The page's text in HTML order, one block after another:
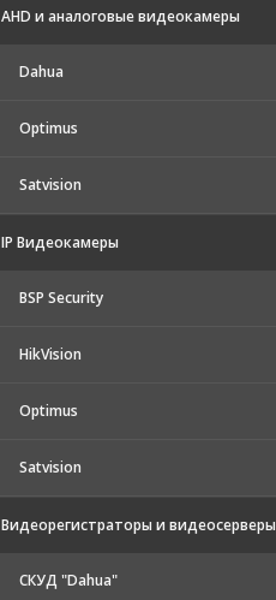
AHD и аналоговые видеокамеры
Dahua
Optimus
Satvision
IP Видеокамеры
BSP Security
HikVision
Optimus
Satvision
Видеорегистраторы и видеосерверы
CКУД "Dahua"